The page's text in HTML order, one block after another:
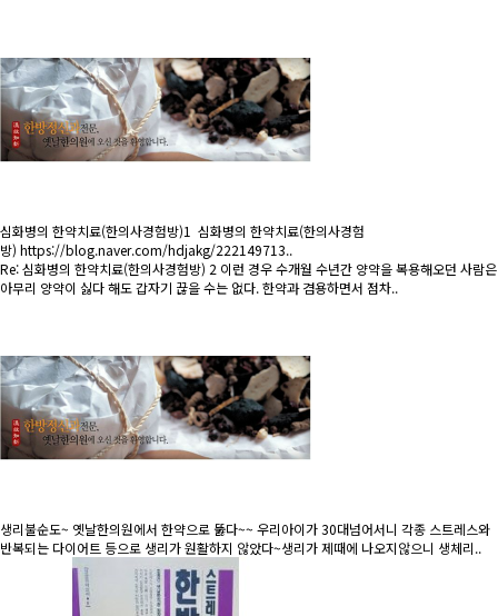
심화병의 한약치료(한의사경험방)1 심화병의 한약치료(한의사경험
방) https://blog.naver.com/hdjakg/222149713..
Re: 심화병의 한약치료(한의사경험방) 2 이런 경우 수개월 수년간 양약을 복용해오던 사람은
아무리 양약이 싫다 해도 갑자기 끊을 수는 없다. 한약과 겸용하면서 점차..
생리불순도~ 옛날한의원에서 한약으로 뚫다~~ 우리아이가 30대넘어서니 각종 스트레스와
반복되는 다이어트 등으로 생리가 원활하지 않았다~생리가 제때에 나오지않으니 생체리..